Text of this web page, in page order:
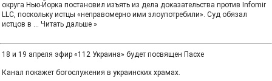
округа Нью-Йорка постановил изъять из дела доказательства против Infomir
LLC, поскольку истцы «неправомерно ими злоупотребили». Суд обязал
истцов в ... Читать дальше »
18 и 19 апреля эфир «112 Украина» будет посвящен Пасхе
Канал покажет богослужения в украинских храмах.